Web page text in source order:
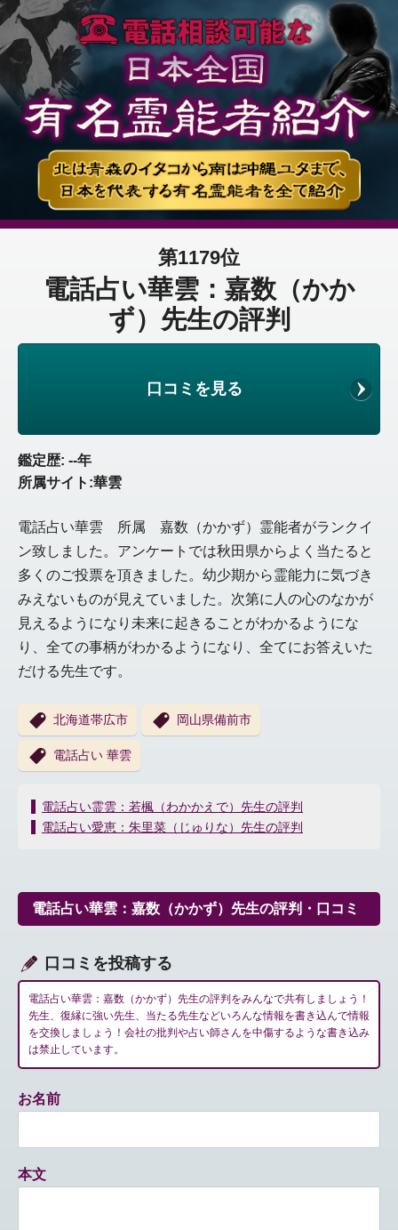
第1179位
電話占い華雲：嘉数（かか
ず）先生の評判
口コミを見る
鑑定歴: --年
所属サイト:華雲
電話占い華雲 所属 嘉数（かかず）霊能者がランクイ
ン致しました。アンケートでは秋田県からよく当たると
多くのご投票を頂きました。幼少期から霊能力に気づき
みえないものが見えていました。次第に人の心のなかが
見えるようになり未来に起きることがわかるようにな
り、全ての事柄がわかるようになり、全てにお答えいた
だける先生です。
北海道帯広市 岡山県備前市
電話占い 華雲
投
稿
ー
シ
ン
電話占い霊雲：若楓（わかかえで）先生の評判
電話占い愛恵：朱里菜（じゅりな）先生の評判
電話占い華雲：嘉数（かかず）先生の評判・口コミ
口コミを投稿する
電話占い華雲：嘉数（かかず）先生の評判をみんなで共有しましょう！
先生、復縁に強い先生、当たる先生などいろんな情報を書き込んで情報
を交換しましょう！会社の批判や占い師さんを中傷するような書き込み
は禁止しています。
お名前
本文